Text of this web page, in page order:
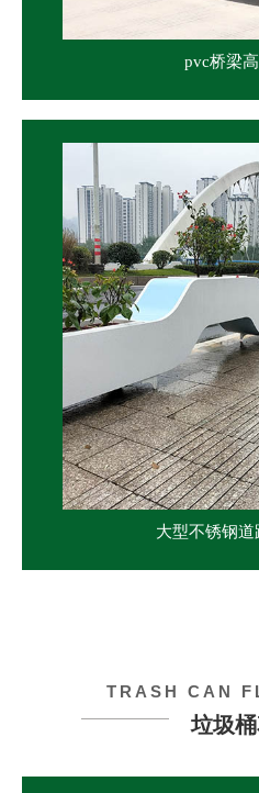
pvc桥梁
大型不锈钢道
TRASH CAN
垃圾